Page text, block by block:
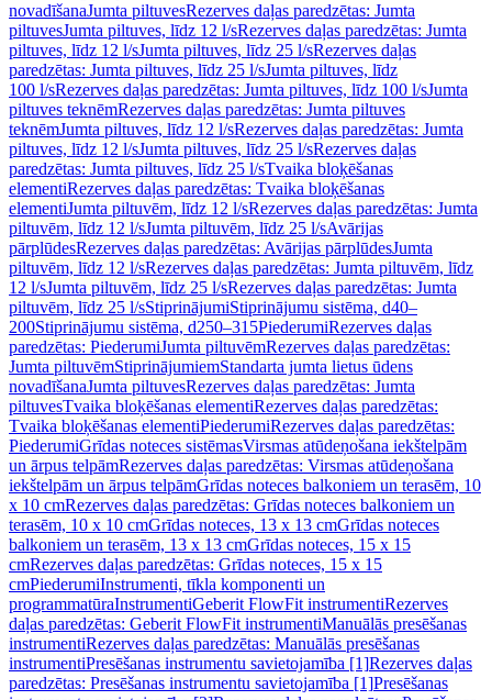
novadīšanaJumta piltuvesRezerves daļas paredzētas: Jumta
piltuvesJumta piltuves, līdz 12 l/sRezerves daļas paredzētas: Jumta
piltuves, līdz 12 l/sJumta piltuves, līdz 25 l/sRezerves daļas
paredzētas: Jumta piltuves, līdz 25 l/sJumta piltuves, līdz
100 l/sRezerves daļas paredzētas: Jumta piltuves, līdz 100 l/sJumta
piltuves teknēmRezerves daļas paredzētas: Jumta piltuves
teknēmJumta piltuves, līdz 12 l/sRezerves daļas paredzētas: Jumta
piltuves, līdz 12 l/sJumta piltuves, līdz 25 l/sRezerves daļas
paredzētas: Jumta piltuves, līdz 25 l/sTvaika bloķēšanas
elementiRezerves daļas paredzētas: Tvaika bloķēšanas
elementiJumta piltuvēm, līdz 12 l/sRezerves daļas paredzētas: Jumta
piltuvēm, līdz 12 l/sJumta piltuvēm, līdz 25 l/sAvārijas
pārplūdesRezerves daļas paredzētas: Avārijas pārplūdesJumta
piltuvēm, līdz 12 l/sRezerves daļas paredzētas: Jumta piltuvēm, līdz
12 l/sJumta piltuvēm, līdz 25 l/sRezerves daļas paredzētas: Jumta
piltuvēm, līdz 25 l/sStiprinājumiStiprinājumu sistēma, d40–
200Stiprinājumu sistēma, d250–315PiederumiRezerves daļas
paredzētas: PiederumiJumta piltuvēmRezerves daļas paredzētas:
Jumta piltuvēmStiprinājumiemStandarta jumta lietus ūdens
novadīšanaJumta piltuvesRezerves daļas paredzētas: Jumta
piltuvesTvaika bloķēšanas elementiRezerves daļas paredzētas:
Tvaika bloķēšanas elementiPiederumiRezerves daļas paredzētas:
PiederumiGrīdas noteces sistēmasVirsmas atūdeņošana iekštelpām
un ārpus telpāmRezerves daļas paredzētas: Virsmas atūdeņošana
iekštelpām un ārpus telpāmGrīdas noteces balkoniem un terasēm, 10
x 10 cmRezerves daļas paredzētas: Grīdas noteces balkoniem un
terasēm, 10 x 10 cmGrīdas noteces, 13 x 13 cmGrīdas noteces
balkoniem un terasēm, 13 x 13 cmGrīdas noteces, 15 x 15
cmRezerves daļas paredzētas: Grīdas noteces, 15 x 15
cmPiederumiInstrumenti, tīkla komponenti un
programmatūraInstrumentiGeberit FlowFit instrumentiRezerves
daļas paredzētas: Geberit FlowFit instrumentiManuālās presēšanas
instrumentiRezerves daļas paredzētas: Manuālās presēšanas
instrumentiPresēšanas instrumentu savietojamība [1]Rezerves daļas
paredzētas: Presēšanas instrumentu savietojamība [1]Presēšanas